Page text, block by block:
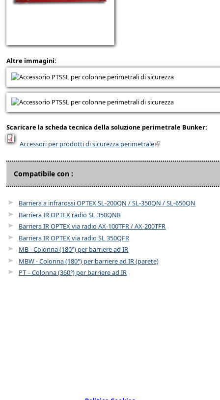
Altre immagini:
Scaricare la scheda tecnica della soluzione perimetrale Bunker:
Accessori per prodotti di sicurezza perimetrale
Compatibile con :
Barriera a infrarossi OPTEX SL-200QN / SL-350QN / SL-650QN
Barriera IR OPTEX radio SL 350QNR
Barriera IR OPTEX via radio AX-100TFR / AX-200TFR
Barriera IR OPTEX via radio SL 350QFR
MB - Colonna (180°) per barriere ad IR
MBW - Colonna (180°) per barriere ad IR (parete)
PT – Colonna (360°) per barriere ad IR